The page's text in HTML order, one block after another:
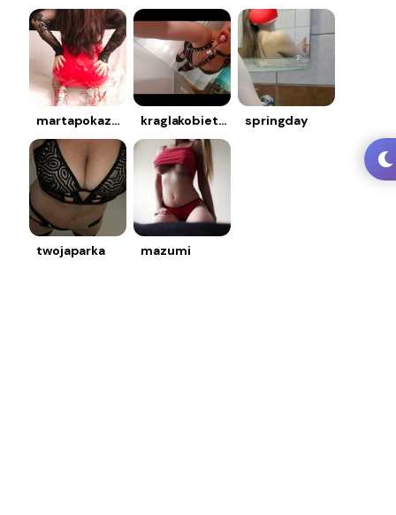
martapokazy69 kraglakobietka springday
twojaparka mazumi